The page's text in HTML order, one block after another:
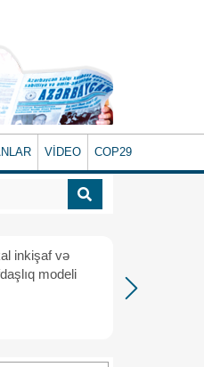
VİDEO COP29
inkişaf və
modeli